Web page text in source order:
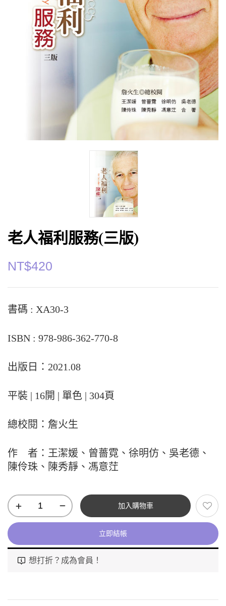
老人福利服務(三版)
NT$420
書碼 : XA30-3
ISBN : 978-986-362-770-8
出版日：2021.08
平裝 | 16開 | 單色 | 304頁
總校閱：詹火生
作 者：王潔媛、曾薔霓、徐明仿、吳老德、
陳伶珠、陳秀靜、馮意茳
加入購物車
立即結帳
想打折？成為會員！